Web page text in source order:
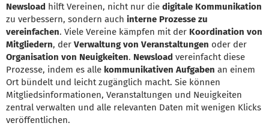
Newsload hilft Vereinen, nicht nur die digitale Kommunikation
zu verbessern, sondern auch interne Prozesse zu
vereinfachen. Viele Vereine kämpfen mit der Koordination von
Mitgliedern, der Verwaltung von Veranstaltungen oder der
Organisation von Neuigkeiten. Newsload vereinfacht diese
Prozesse, indem es alle kommunikativen Aufgaben an einem
Ort bündelt und leicht zugänglich macht. Sie können
Mitgliedsinformationen, Veranstaltungen und Neuigkeiten
zentral verwalten und alle relevanten Daten mit wenigen Klicks
veröffentlichen.